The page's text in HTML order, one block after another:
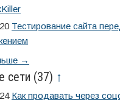
Тестирование сайта
→
сети (37) ↑
Как продавать через